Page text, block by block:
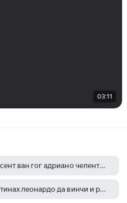
03:11
георгий данелия винсент ван гог адриано челентано данте алигьери
образ мадонны в картинах леонардо да винчи и рафаэля санти